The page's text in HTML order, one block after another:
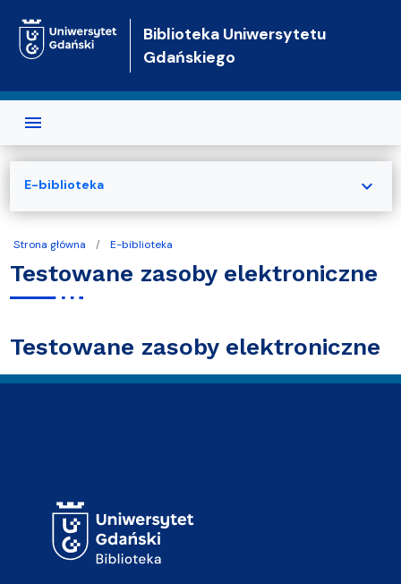
Biblioteka Uniwersytetu
Gdańskiego
Strona główna E-biblioteka
Testowane zasoby elektroniczne
Testowane zasoby elektroniczne
E-biblioteka expand_more